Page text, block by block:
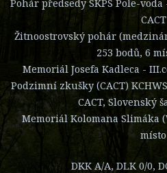
Pohár předsedy SKPS Pole-
CACT
Žitnoostrovský pohár
253 bodů, 6
Memoriál Josefa Kadleca -
Podzimní zkušky (CACT)
CACT, Slovenský
Memoriál Kolomana Slimáka
místo
DKK A/A, DLK 0/0,